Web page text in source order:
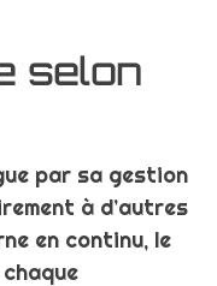
selon
par sa gestion
à d’autres
en continu, le